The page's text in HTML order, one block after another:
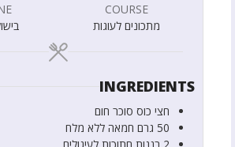
COURSE
מתכונים לעוגות
INGREDIENTS
חצי כוס סוכר חום
50 גרם חמאה ללא מלח